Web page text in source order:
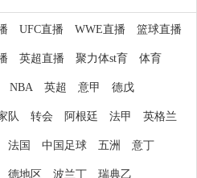
UFC直播 WWE直播 篮球直播
英超直播 聚力体st育 体育
NBA 英超 意甲 德戊
队 转会 阿根廷 法甲 英格兰
法国 中国足球 五洲 意丁
德地区 波兰丁 瑞典乙